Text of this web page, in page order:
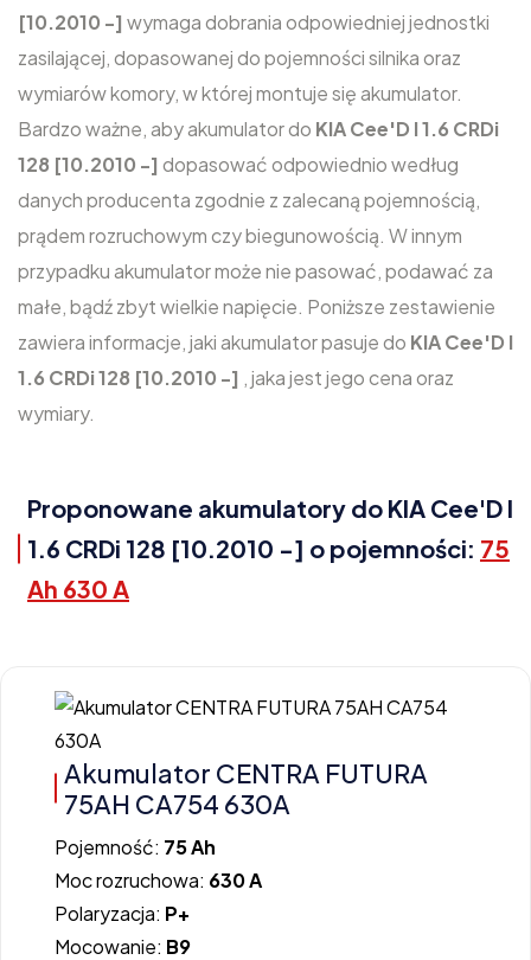
[10.2010 -] wymaga dobrania odpowiedniej jednostki
zasilającej, dopasowanej do pojemności silnika oraz
wymiarów komory, w której montuje się akumulator.
Bardzo ważne, aby akumulator do KIA Cee'D I 1.6 CRDi
128 [10.2010 -] dopasować odpowiednio według
danych producenta zgodnie z zalecaną pojemnością,
prądem rozruchowym czy biegunowością. W innym
przypadku akumulator może nie pasować, podawać za
małe, bądź zbyt wielkie napięcie. Poniższe zestawienie
zawiera informacje, jaki akumulator pasuje do KIA Cee'D I
1.6 CRDi 128 [10.2010 -] , jaka jest jego cena oraz
wymiary.
Proponowane akumulatory do KIA Cee'D I
1.6 CRDi 128 [10.2010 -] o pojemności: 75
Ah 630 A
Akumulator CENTRA FUTURA
75AH CA754 630A
Pojemność: 75 Ah
Moc rozruchowa: 630 A
Polaryzacja: P+
Mocowanie: B9